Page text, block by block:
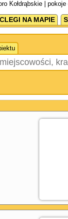
Kołdrąbskie |
NA MAPIE